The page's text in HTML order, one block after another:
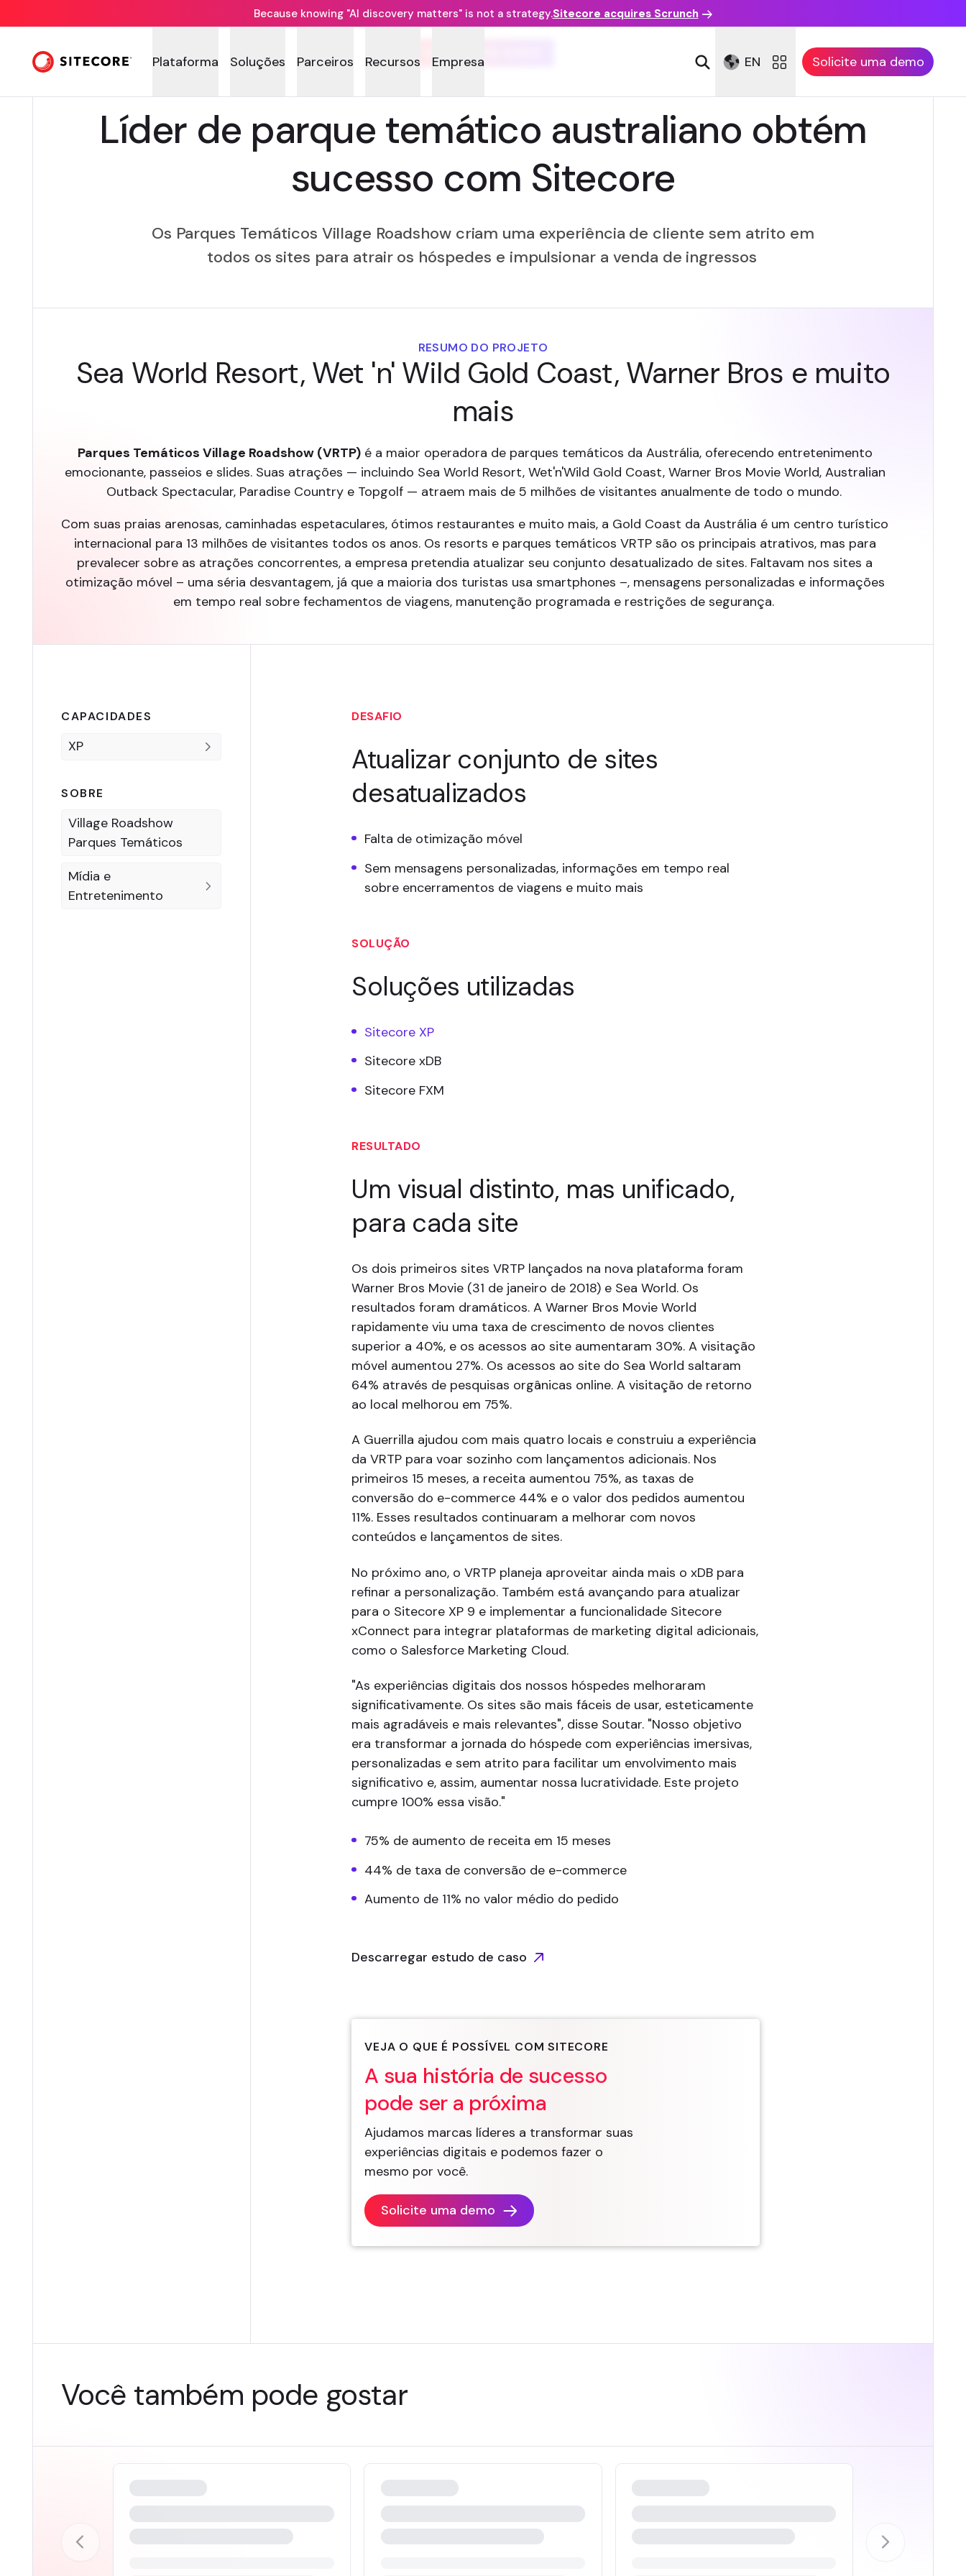
Because knowing "AI discovery matters" is not a strategy.Sitecore acquires Scrunch
Plataforma Soluções Parceiros Recursos Empresa EN Solicite uma demo
Líder de parque temático australiano obtém
sucesso com Sitecore
Os Parques Temáticos Village Roadshow criam uma experiência de cliente sem atrito em
todos os sites para atrair os hóspedes e impulsionar a venda de ingressos
RESUMO DO PROJETO
Sea World Resort, Wet 'n' Wild Gold Coast, Warner Bros e muito
mais
Parques Temáticos Village Roadshow (VRTP)é a maior operadora de parques temáticos da Austrália, oferecendo entretenimento
emocionante, passeios e slides. Suas atrações — incluindo Sea World Resort, Wet'n'Wild Gold Coast, Warner Bros Movie World, Australian
Outback Spectacular, Paradise Country e Topgolf — atraem mais de 5 milhões de visitantes anualmente de todo o mundo.
Com suas praias arenosas, caminhadas espetaculares, ótimos restaurantes e muito mais, a Gold Coast da Austrália é um centro turístico
internacional para 13 milhões de visitantes todos os anos. Os resorts e parques temáticos VRTP são os principais atrativos, mas para
prevalecer sobre as atrações concorrentes, a empresa pretendia atualizar seu conjunto desatualizado de sites. Faltavam nos sites a
otimização móvel – uma séria desvantagem, já que a maioria dos turistas usa smartphones –, mensagens personalizadas e informações
em tempo real sobre fechamentos de viagens, manutenção programada e restrições de segurança.
CAPACIDADES
XP
SOBRE
Village Roadshow
Parques Temáticos
Mídia e
Entretenimento
DESAFIO
Atualizar conjunto de sites
desatualizados
Falta de otimização móvel
Sem mensagens personalizadas, informações em tempo real
sobre encerramentos de viagens e muito mais
SOLUÇÃO
Soluções utilizadas
Sitecore XP
Sitecore xDB
Sitecore FXM
RESULTADO
Um visual distinto, mas unificado,
para cada site
Os dois primeiros sites VRTP lançados na nova plataforma foram
Warner Bros Movie (31 de janeiro de 2018) e Sea World. Os
resultados foram dramáticos. A Warner Bros Movie World
rapidamente viu uma taxa de crescimento de novos clientes
superior a 40%, e os acessos ao site aumentaram 30%. A visitação
móvel aumentou 27%. Os acessos ao site do Sea World saltaram
64% através de pesquisas orgânicas online. A visitação de retorno
ao local melhorou em 75%.
A Guerrilla ajudou com mais quatro locais e construiu a experiência
da VRTP para voar sozinho com lançamentos adicionais. Nos
primeiros 15 meses, a receita aumentou 75%, as taxas de
conversão do e-commerce 44% e o valor dos pedidos aumentou
11%. Esses resultados continuaram a melhorar com novos
conteúdos e lançamentos de sites.
No próximo ano, o VRTP planeja aproveitar ainda mais o xDB para
refinar a personalização. Também está avançando para atualizar
para o Sitecore XP 9 e implementar a funcionalidade Sitecore
xConnect para integrar plataformas de marketing digital adicionais,
como o Salesforce Marketing Cloud.
"As experiências digitais dos nossos hóspedes melhoraram
significativamente. Os sites são mais fáceis de usar, esteticamente
mais agradáveis e mais relevantes", disse Soutar. "Nosso objetivo
era transformar a jornada do hóspede com experiências imersivas,
personalizadas e sem atrito para facilitar um envolvimento mais
significativo e, assim, aumentar nossa lucratividade. Este projeto
cumpre 100% essa visão."
75% de aumento de receita em 15 meses
44% de taxa de conversão de e-commerce
Aumento de 11% no valor médio do pedido
Descarregar estudo de caso
VEJA O QUE É POSSÍVEL COM SITECORE
A sua história de sucesso
pode ser a próxima
Ajudamos marcas líderes a transformar suas
experiências digitais e podemos fazer o
mesmo por você.
Solicite uma demo
Você também pode gostar